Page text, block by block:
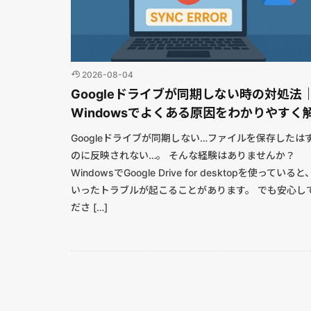
2026-08-04
Googleドライブが同期しない時の対処法｜
Windowsでよくある原因をわかりやすく
Googleドライブが同期しない…ファイルを保存したは
のに反映されない…。 そんな経験はありませんか？
WindowsでGoogle Drive for desktopを使っていると
いったトラブルが起こることがあります。 でも安心し
ださ […]